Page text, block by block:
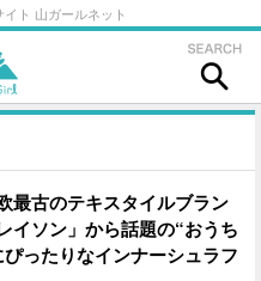
ト 山ガールネット
最古のテキスタイルブラン
イソン」から話題の“おうち
ったりなインナーシュラフ